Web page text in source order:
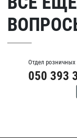
Отдел
050 393